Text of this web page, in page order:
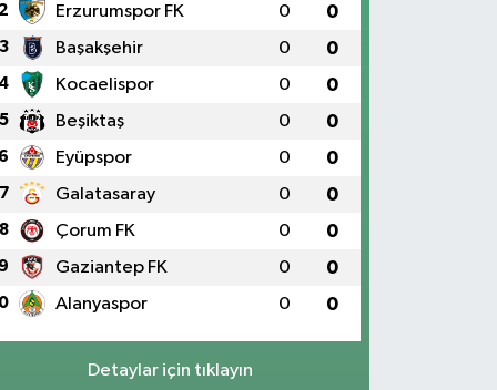
2 Erzurumspor FK 0 0
3 Başakşehir 0 0
4 Kocaelispor 0 0
5 Beşiktaş 0 0
6 Eyüpspor 0 0
7 Galatasaray 0 0
8 Çorum FK 0 0
9 Gaziantep FK 0 0
Alanyaspor 0 0
Detaylar için tıklayın